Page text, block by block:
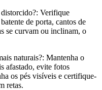
distorcido?: Verifique
de porta, cantos de
se curvam ou inclinam, o
naturais?: Mantenha o
afastado, evite fotos
os pés visíveis e certifique-
retas.